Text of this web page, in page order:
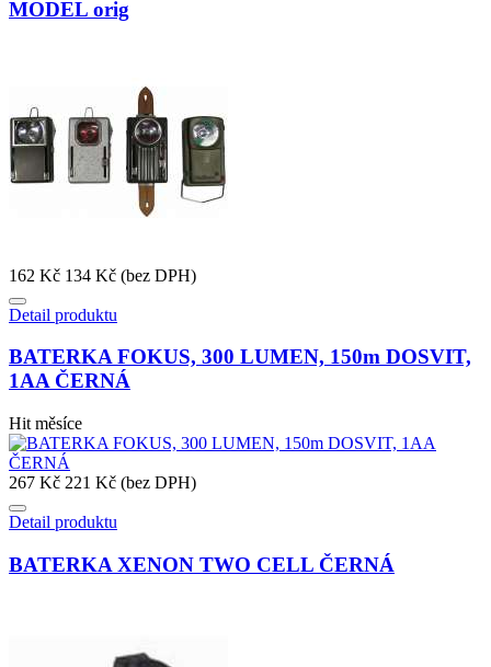
MODEL orig
162 Kč 134 Kč (bez DPH)
Detail produktu
BATERKA FOKUS, 300 LUMEN, 150m DOSVIT,
1AA ČERNÁ
Hit měsíce
267 Kč 221 Kč (bez DPH)
Detail produktu
BATERKA XENON TWO CELL ČERNÁ